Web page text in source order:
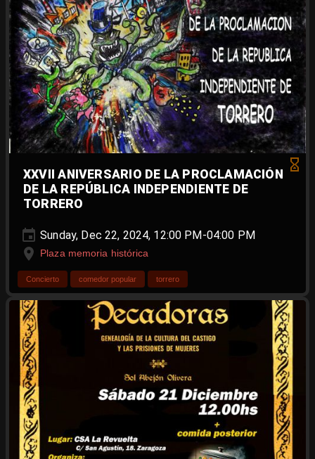
XXVII ANIVERSARIO DE LA PROCLAMACIÓN
DE LA REPÚBLICA INDEPENDIENTE DE
TORRERO
Sunday, Dec 22, 2024, 12:00 PM-04:00 PM
Plaza memoria histórica
Concierto comedor popular torrero